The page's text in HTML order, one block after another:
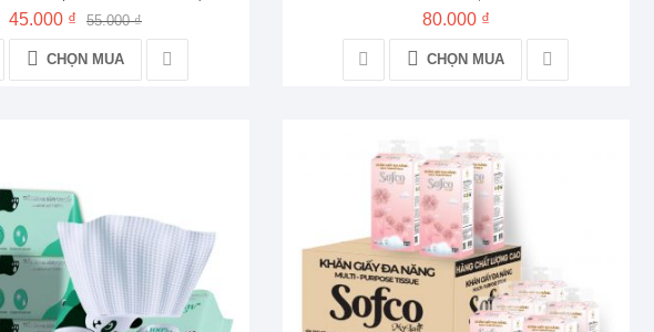
45.000 ₫ 55.000 ₫
CHỌN MUA
80.000 ₫
CHỌN MUA